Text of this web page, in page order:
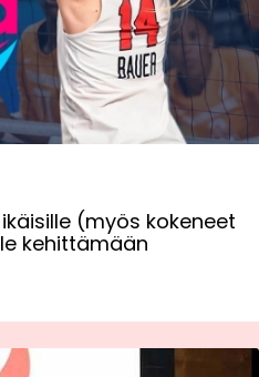
(myös kokeneet
kehittämään